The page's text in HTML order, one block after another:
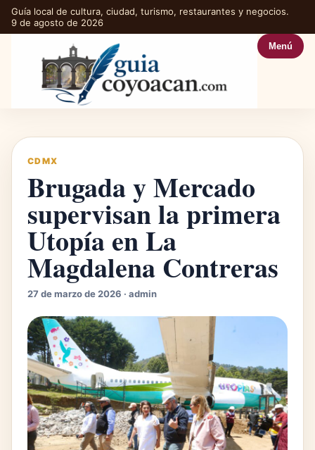
Guía local de cultura, ciudad, turismo, restaurantes y negocios.
9 de agosto de 2026
Menú
CDMX
Brugada y Mercado
supervisan la primera
Utopía en La
Magdalena Contreras
27 de marzo de 2026 · admin